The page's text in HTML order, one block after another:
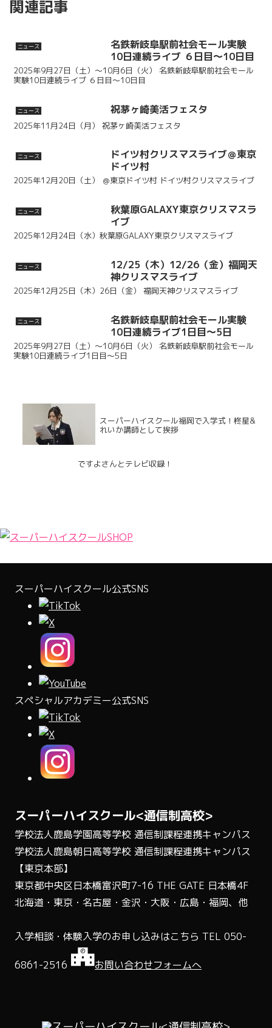
関連記事
ニュース
名鉄新岐阜駅前社会モール実験
10日連続ライブ ６日目～10日目
2025年9月27日（土）～10月6日（火） 名鉄新岐阜駅前社会モール
実験10日連続ライブ ６日目～10日目
ニュース 祝茅ヶ崎美活フェスタ
2025年11月24日（月） 祝茅ヶ崎美活フェスタ
ニュース
ドイツ村クリスマスライブ＠東京
ドイツ村
2025年12月20日（土） ＠東京ドイツ村 ドイツ村クリスマスライブ
ニュース
秋葉原GALAXY東京クリスマスラ
イブ
2025年12月24日（水）秋葉原GALAXY東京クリスマスライブ
ニュース
12/25（木）12/26（金）福岡天
神クリスマスライブ
2025年12月25日（木）26日（金） 福岡天神クリスマスライブ
ニュース
名鉄新岐阜駅前社会モール実験
10日連続ライブ1日目～5日
2025年9月27日（土）～10月6日（火） 名鉄新岐阜駅前社会モール
実験10日連続ライブ1日目～5日
スーパーハイスクール福岡で入学式！柊星&
れいか講師として挨拶
ですよさんとテレビ収録！
スーパーハイスクール公式SNS
スペシャルアカデミー公式SNS
スーパーハイスクール<通信制高校>
学校法人鹿島学園高等学校 通信制課程連携キャンパス
学校法人鹿島朝日高等学校 通信制課程連携キャンパス
【東京本部】
東京都中央区日本橋富沢町7-16 THE GATE 日本橋4F
北海道・東京・名古屋・金沢・大阪・広島・福岡、他
入学相談・体験入学のお申し込みはこちら TEL 050-
6861-2516 お問い合わせフォームへ